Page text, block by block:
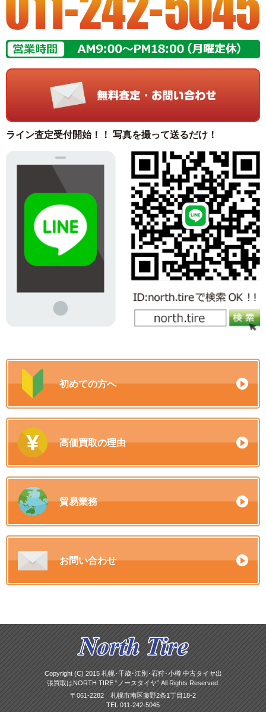
ライン査定受付開始！！ 写真を撮って送るだけ！
初めての方へ
高価買取の理由
貿易業務
お問い合わせ
Copyright (C) 2015 札幌･千歳･江別･石狩･小樽 中古タイヤ出
張買取はNORTH TIRE “ノースタイヤ” All Rights Reserved.
〒061-2282 札幌市南区藤野2条1丁目18-2
TEL 011-242-5045